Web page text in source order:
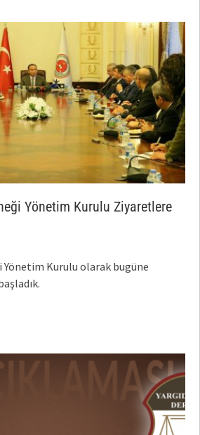
Yönetim Kurulu Ziyaretlere
Yönetim Kurulu olarak bugüne